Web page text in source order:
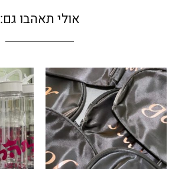
אולי תאהבו גם: